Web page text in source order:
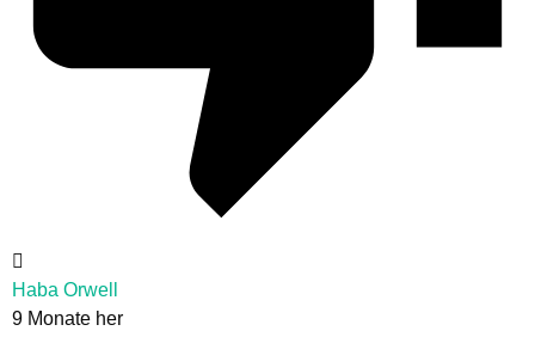
Haba Orwell
9 Monate her